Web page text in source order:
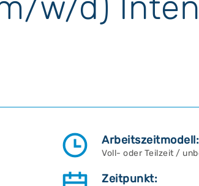
Arbeitszeitmodell:
Voll- oder Teilzeit /
Zeitpunkt: